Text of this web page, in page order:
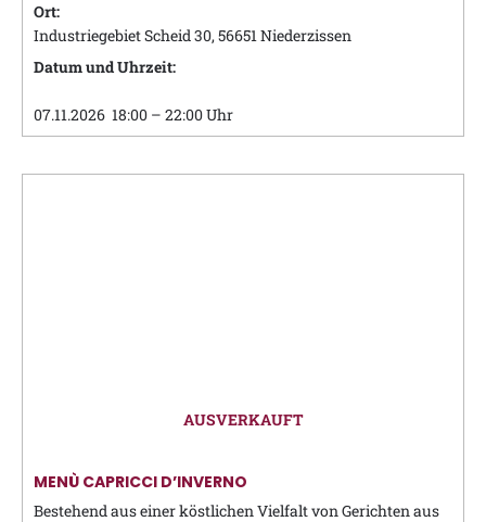
Ort:
Industriegebiet Scheid 30, 56651 Niederzissen
Datum und Uhrzeit:
07.11.2026 18:00 – 22:00 Uhr
AUSVERKAUFT
MENÙ CAPRICCI D’INVERNO
Bestehend aus einer köstlichen Vielfalt von Gerichten aus